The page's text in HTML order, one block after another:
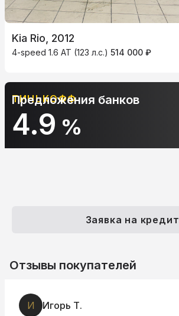
Kia Rio, 2012
4-speed 1.6 AT (123 л.с.) 514 000 ₽
АЛЬФА-БАНК
10.9
Предложения банков
Заявка на кредит
Отзывы покупателей
И Игорь Т.